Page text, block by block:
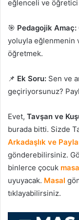
eğlenceli ve
🎯 Pedagojik Amaç:
yoluyla eğlenmenin
öğretmek.
📌 Ek Soru: Sen ve
geçiriyorsunuz?
Evet, Tavşan ve
burada bitti. Sizde
Arkadaşlık ve
gönderebilirsiniz.
binlerce çocuk
uyuyacak. Masal
tıklayabilirsiniz.